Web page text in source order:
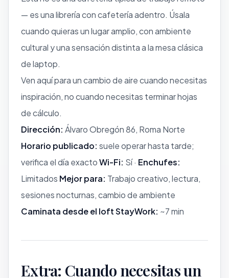
— es una librería con cafetería adentro. Úsala
cuando quieras un lugar amplio, con ambiente
cultural y una sensación distinta a la mesa clásica
de laptop.
Ven aquí para un cambio de aire cuando necesitas
inspiración, no cuando necesitas terminar hojas
de cálculo.
Dirección: Álvaro Obregón 86, Roma Norte
Horario publicado: suele operar hasta tarde;
verifica el día exactoWi-Fi: Sí · Enchufes:
Limitados Mejor para: Trabajo creativo, lectura,
sesiones nocturnas, cambio de ambiente
Caminata desde el loft StayWork: ~7 min
Extra: Cuando necesitas un